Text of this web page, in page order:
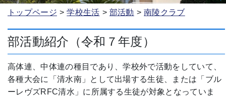
トップページ 学校生活 部活動 南陵クラブ
部活動紹介（令和７年度）
高体連、中体連の種目であり、学校外で活動をしていて、
各種大会に「清水南」として出場する生徒、または「ブル
ーレヴズRFC清水」に所属する生徒が対象となっていま